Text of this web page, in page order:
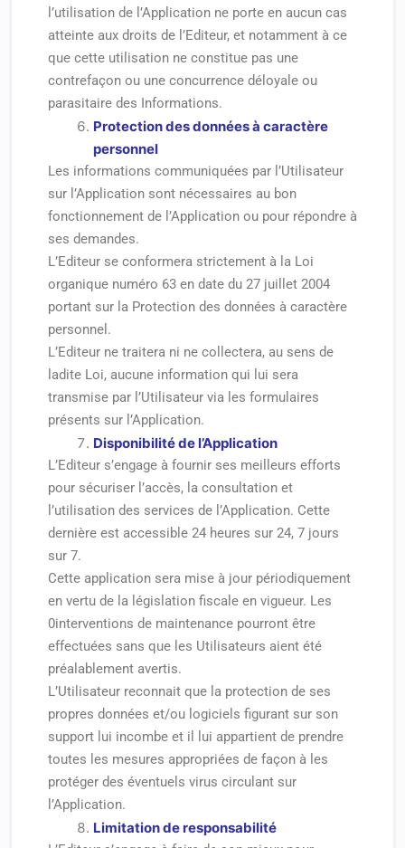
l’utilisation de l’Application ne porte en aucun cas
atteinte aux droits de l’Editeur, et notamment à ce
que cette utilisation ne constitue pas une
contrefaçon ou une concurrence déloyale ou
parasitaire des Informations.
Protection des données à caractère
personnel
Les informations communiquées par l’Utilisateur
sur l’Application sont nécessaires au bon
fonctionnement de l’Application ou pour répondre à
ses demandes.
L’Editeur se conformera strictement à la Loi
organique numéro 63 en date du 27 juillet 2004
portant sur la Protection des données à caractère
personnel.
L’Editeur ne traitera ni ne collectera, au sens de
ladite Loi, aucune information qui lui sera
transmise par l’Utilisateur via les formulaires
présents sur l’Application.
Disponibilité de l’Application
L’Editeur s’engage à fournir ses meilleurs efforts
pour sécuriser l’accès, la consultation et
l’utilisation des services de l’Application. Cette
dernière est accessible 24 heures sur 24, 7 jours
sur 7.
Cette application sera mise à jour périodiquement
en vertu de la législation fiscale en vigueur. Les
0interventions de maintenance pourront être
effectuées sans que les Utilisateurs aient été
préalablement avertis.
L’Utilisateur reconnait que la protection de ses
propres données et/ou logiciels figurant sur son
support lui incombe et il lui appartient de prendre
toutes les mesures appropriées de façon à les
protéger des éventuels virus circulant sur
l’Application.
Limitation de responsabilité